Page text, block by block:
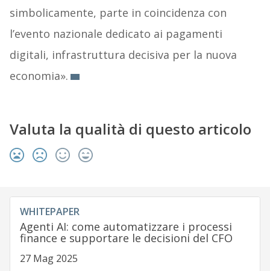
simbolicamente, parte in coincidenza con
l’evento nazionale dedicato ai pagamenti
digitali, infrastruttura decisiva per la nuova
economia».
Valuta la qualità di questo articolo
WHITEPAPER
Agenti AI: come automatizzare i processi
finance e supportare le decisioni del CFO
27 Mag 2025